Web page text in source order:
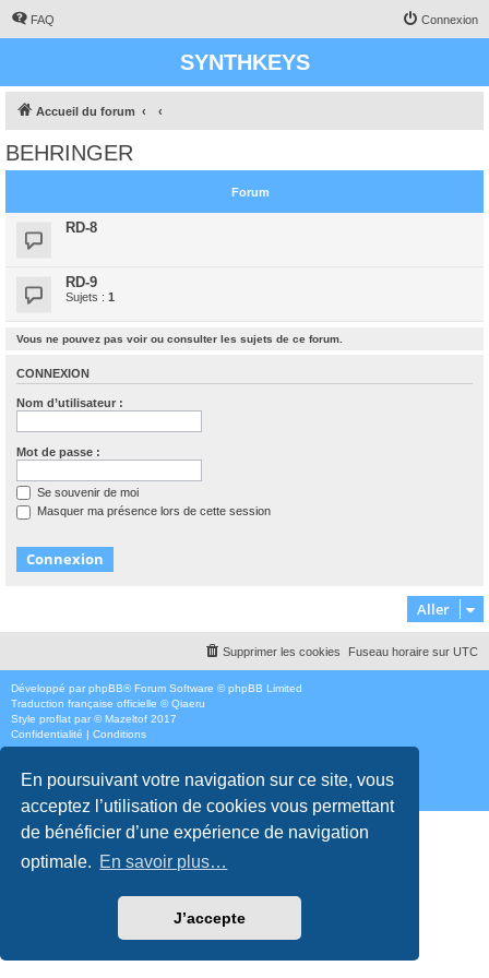
En poursuivant votre navigation sur ce site, vous
acceptez l’utilisation de cookies vous permettant
de bénéficier d’une expérience de navigation
optimale. En savoir plus…
J’accepte
FAQ Connexion
SYNTHKEYS
Accueil du forum
BEHRINGER
Forum
RD-8
RD-9
Sujets : 1
Vous ne pouvez pas voir ou consulter les sujets de ce forum.
CONNEXION
Nom d’utilisateur :
Mot de passe :
Se souvenir de moi
Masquer ma présence lors de cette session
Aller
Fuseau horaire sur UTC
Supprimer les cookies
Développé par phpBB® Forum Software © phpBB Limited
Traduction française officielle ©Qiaeru
Style proflat par ©Mazeltof 2017
Confidentialité | Conditions